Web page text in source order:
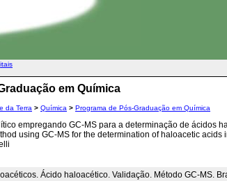
em Química
da Terra > Química > Programa de Pós-Graduação em Química
empregando GC-MS para a determinação de ácidos
using GC-MS for the determination of haloacetic acids
Ácido haloacético. Validação. Método GC-MS.